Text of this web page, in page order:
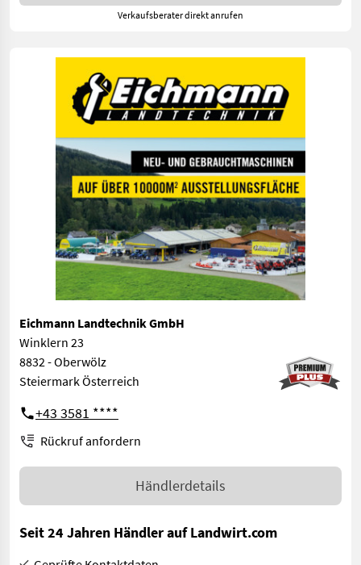
Verkaufsberater direkt anrufen
Eichmann Landtechnik GmbH
Winklern 23
8832 - Oberwölz
Steiermark Österreich
+43 3581 ****
Rückruf anfordern
Händlerdetails
Seit 24 Jahren Händler auf Landwirt.com